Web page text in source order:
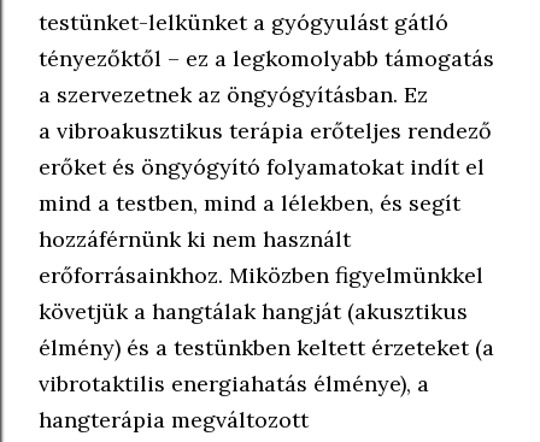
testünket-lelkünket a gyógyulást gátló
tényezőktől – ez a legkomolyabb támogatás
a szervezetnek az öngyógyításban. Ez
a vibroakusztikus terápia erőteljes rendező
erőket és öngyógyító folyamatokat indít el
mind a testben, mind a lélekben, és segít
hozzáférnünk ki nem használt
erőforrásainkhoz. Miközben figyelmünkkel
követjük a hangtálak hangját (akusztikus
élmény) és a testünkben keltett érzeteket (a
vibrotaktilis energiahatás élménye), a
hangterápia megváltozott